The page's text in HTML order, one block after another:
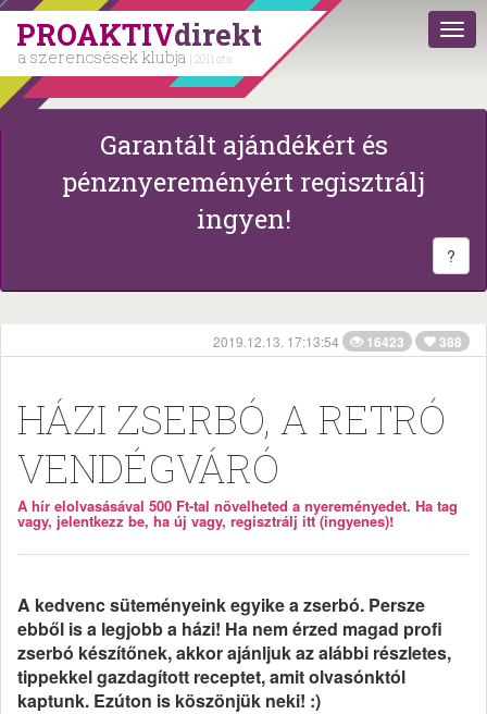
PROAKTIVdirekt
a szerencsések klubja | 2011 óta
Garantált ajándékért és
pénznyereményért regisztrálj
ingyen!
?
2019.12.13. 17:13:54 16423 388
HÁZI ZSERBÓ, A RETRÓ
VENDÉGVÁRÓ
A hír elolvasásával 500 Ft-tal növelheted a nyereményedet. Ha tag
vagy, jelentkezz be, ha új vagy, regisztrálj itt (ingyenes)!
A kedvenc süteményeink egyike a zserbó. Persze
ebből is a legjobb a házi! Ha nem érzed magad profi
zserbó készítőnek, akkor ajánljuk az alábbi részletes,
tippekkel gazdagított receptet, amit olvasónktól
kaptunk. Ezúton is köszönjük neki! :)